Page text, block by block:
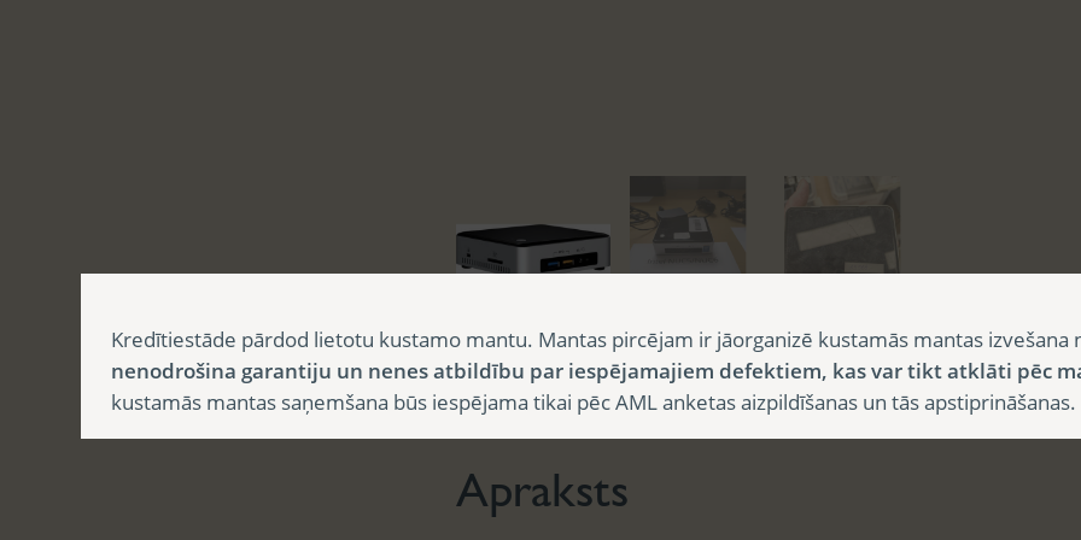
Apraksts Papildu informācija
Apraksts
Kredītiestāde pārdod lietotu kustamo mantu. Mantas pircējam ir jāorganizē kustamās mantas
nenodrošina garantiju un nenes atbildību par iespējamajiem defektiem, kas var tikt atklāti pēc
kustamās mantas saņemšana būs iespējama tikai pēc AML anketas aizpildīšanas un tās apstiprināšanas.